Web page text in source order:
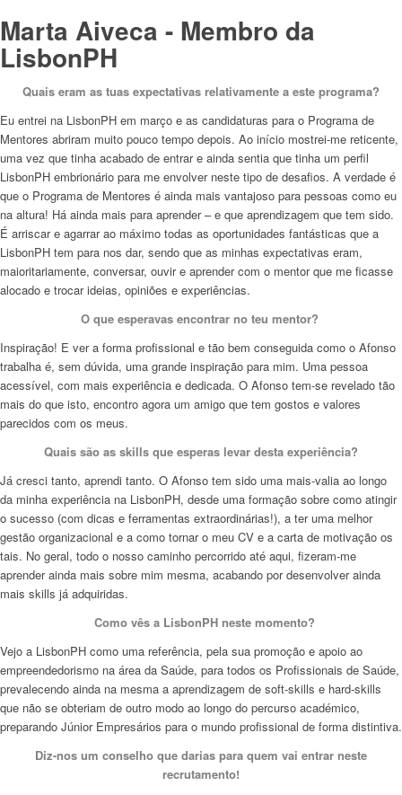
Marta Aiveca - Membro da
LisbonPH
Quais eram as tuas expectativas relativamente a este programa?
Eu entrei na LisbonPH em março e as candidaturas para o Programa de
Mentores abriram muito pouco tempo depois. Ao início mostrei-me reticente,
uma vez que tinha acabado de entrar e ainda sentia que tinha um perfil
LisbonPH embrionário para me envolver neste tipo de desafios. A verdade é
que o Programa de Mentores é ainda mais vantajoso para pessoas como eu
na altura! Há ainda mais para aprender – e que aprendizagem que tem sido.
É arriscar e agarrar ao máximo todas as oportunidades fantásticas que a
LisbonPH tem para nos dar, sendo que as minhas expectativas eram,
maioritariamente, conversar, ouvir e aprender com o mentor que me ficasse
alocado e trocar ideias, opiniões e experiências.
O que esperavas encontrar no teu mentor?
Inspiração! E ver a forma profissional e tão bem conseguida como o Afonso
trabalha é, sem dúvida, uma grande inspiração para mim. Uma pessoa
acessível, com mais experiência e dedicada. O Afonso tem-se revelado tão
mais do que isto, encontro agora um amigo que tem gostos e valores
parecidos com os meus.
Quais são as skills que esperas levar desta experiência?
Já cresci tanto, aprendi tanto. O Afonso tem sido uma mais-valia ao longo
da minha experiência na LisbonPH, desde uma formação sobre como atingir
o sucesso (com dicas e ferramentas extraordinárias!), a ter uma melhor
gestão organizacional e a como tornar o meu CV e a carta de motivação os
tais. No geral, todo o nosso caminho percorrido até aqui, fizeram-me
aprender ainda mais sobre mim mesma, acabando por desenvolver ainda
mais skills já adquiridas.
Como vês a LisbonPH neste momento?
Vejo a LisbonPH como uma referência, pela sua promoção e apoio ao
empreendedorismo na área da Saúde, para todos os Profissionais de Saúde,
prevalecendo ainda na mesma a aprendizagem de soft-skills e hard-skills
que não se obteriam de outro modo ao longo do percurso académico,
preparando Júnior Empresários para o mundo profissional de forma distintiva.
Diz-nos um conselho que darias para quem vai entrar neste
recrutamento!